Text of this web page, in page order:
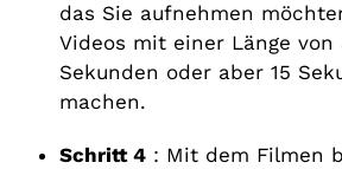
das Sie aufnehmen
Videos mit einer Länge von
Sekunden oder aber 15
machen.
Schritt 4 : Mit dem Filmen